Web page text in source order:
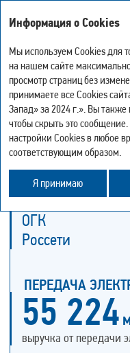
Мой отчёт
Версия для печати
Скачать страницу в
Центр загрузки
История просмотра
Карта сайта
Поделиться
Обратная связь
ПОЛОЖЕНИЕ
НА
GRI 2‑6
Оптовый рынок
ТГК
ОГК
Россети
ПЕРЕДАЧА
55 224
выручка от передачи
Информация о Cookies
Мы используем Cookies для
на нашем сайте
просмотр страниц без
принимаете все Cookies
Запад» за 2024 г.». Вы
чтобы скрыть это
настройки Cookies в любое
соответствующим образом.
Я принимаю